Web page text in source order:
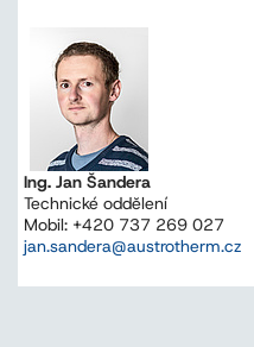
Ing. Jan Šandera
Technické oddělení
Mobil: +420 737 269 027
jan.sandera@austrotherm.cz